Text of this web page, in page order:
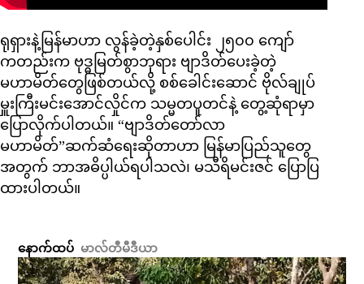
ရုရှားနဲ့မြန်မာဟာ လွန်ခဲ့တဲ့နှစ်ပေါင်း ၂၅၀၀ ကျော်
ကတည်းက ဗုဒ္ဓမြတ်စွာဘုရား ဗျာဒိတ်ပေးခဲ့တဲ့
မဟာမိတ်တွေဖြစ်တယ်လို့ စစ်ခေါင်းဆောင် ဗိုလ်ချုပ်
မှူးကြီးမင်းအောင်လှိုင်က သမ္မတပူတင်နဲ့ တွေ့ဆုံရာမှာ
ပြောလိုက်ပါတယ်။ “ဗျာဒိတ်တော်လာ
မဟာမိတ်”ဆက်ဆံရေးဆိုတာဟာ မြန်မာပြည်သူတွေ
အတွက် ဘာအဓိပ္ပါယ်ရပါသလဲ၊ မသီရိမင်းဇင် ပြောပြ
ထားပါတယ်။
နောက်ထပ် မာလ်တီမီဒီယာ